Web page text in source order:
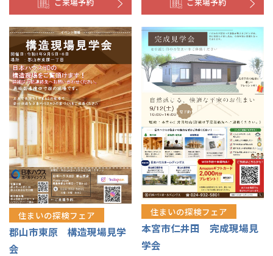
住まいの探検フェア
郡山市東原 構造現場見学
会
住まいの探検フェア
本宮市仁井田 完成現場見
学会